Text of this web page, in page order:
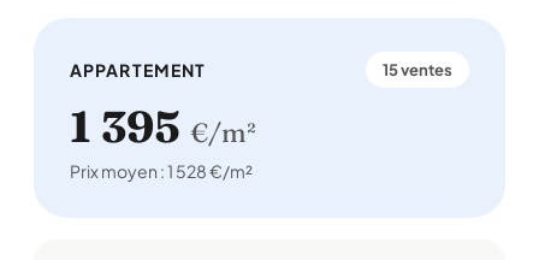
APPARTEMENT 15 ventes
1 395 €/m²
Prix moyen : 1 528 €/m²